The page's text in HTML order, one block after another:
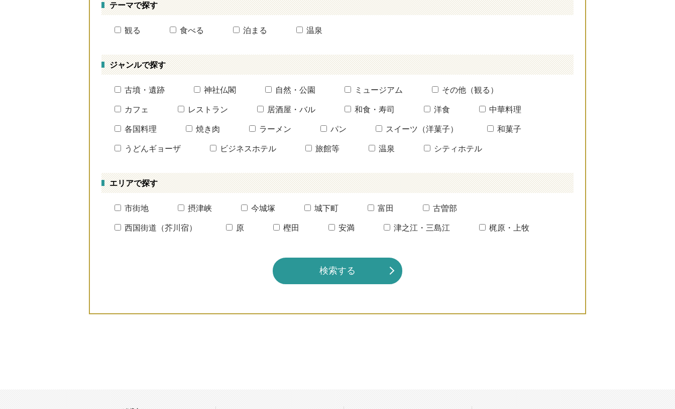
テーマで探す
観る 食べる 泊まる 温泉
ジャンルで探す
古墳・遺跡 神社仏閣 自然・公園 ミュージアム その他（観る）
カフェ レストラン 居酒屋・バル 和食・寿司 洋食 中華料理
各国料理 焼き肉 ラーメン パン スイーツ（洋菓子） 和菓子
うどんギョーザ ビジネスホテル 旅館等 温泉 シティホテル
エリアで探す
市街地 摂津峡 今城塚 城下町 富田 古曽部
西国街道（芥川宿） 原 樫田 安満 津之江・三島江 梶原・上牧
検索する